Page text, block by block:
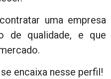
uma empresa
de qualidade, e que
encaixa nesse perfil!